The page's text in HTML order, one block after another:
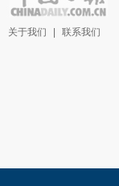
关于我们 联系我们